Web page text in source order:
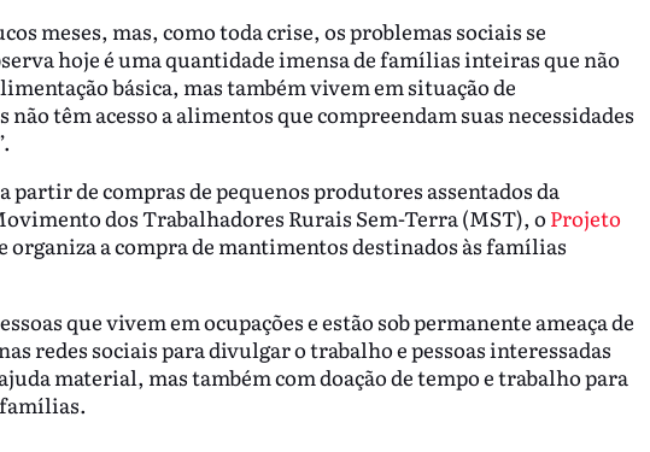
meses, mas, como toda crise, os problemas sociais se
hoje é uma quantidade imensa de famílias inteiras que não
básica, mas também vivem em situação de
têm acesso a alimentos que compreendam suas necessidades
de compras de pequenos produtores assentados da
dos Trabalhadores Rurais Sem-Terra (MST), o Projeto
organiza a compra de mantimentos destinados às famílias
que vivem em ocupações e estão sob permanente ameaça de
redes sociais para divulgar o trabalho e pessoas interessadas
material, mas também com doação de tempo e trabalho para
famílias.